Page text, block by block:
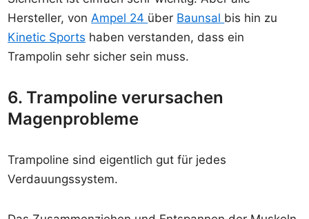
Hersteller, von Ampel 24 über Baunsal bis hin zu
Kinetic Sports haben verstanden, dass ein
Trampolin sehr sicher sein muss.
6. Trampoline verursachen
Magenprobleme
Trampoline sind eigentlich gut für jedes
Verdauungssystem.